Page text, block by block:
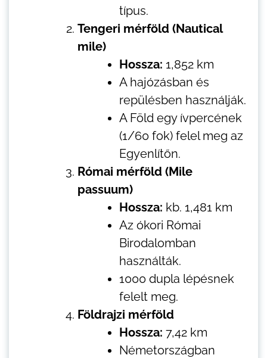
típus.
Tengeri mérföld (Nautical
mile)
Hossza: 1,852 km
A hajózásban és
repülésben használják.
A Föld egy ívpercének
(1/60 fok) felel meg az
Egyenlítőn.
Római mérföld (Mile
passuum)
Hossza: kb. 1,481 km
Az ókori Római
Birodalomban
használták.
1000 dupla lépésnek
felelt meg.
Földrajzi mérföld
Hossza: 7,42 km
Németországban